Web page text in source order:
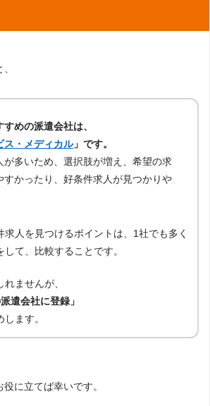
めの派遣会社は、
ス・メディカル」です。
が多いため、選択肢が増え、希望の求
すかったり、好条件求人が見つかりや
求人を見つけるポイントは、1社でも多く
て、比較することです。
ませんが、
遣会社に登録」
ます。
に立てば幸いです。